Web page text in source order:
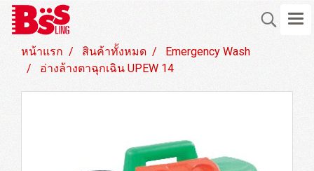
หน้าแรก สินค้าทั้งหมด
Emergency Wash
อ่างล้างตาฉุกเฉิน UPEW 14